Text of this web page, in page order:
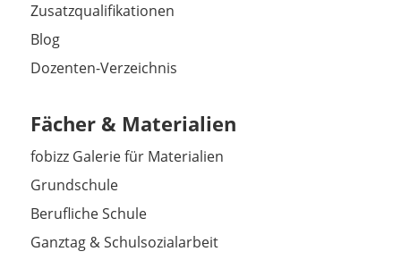
Zusatzqualifikationen
Blog
Dozenten-Verzeichnis
Fächer & Materialien
fobizz Galerie für Materialien
Grundschule
Berufliche Schule
Ganztag & Schulsozialarbeit